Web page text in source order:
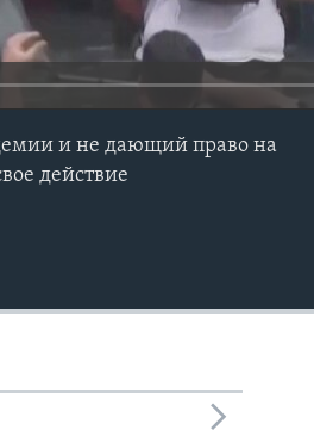
и не дающий право на
действие